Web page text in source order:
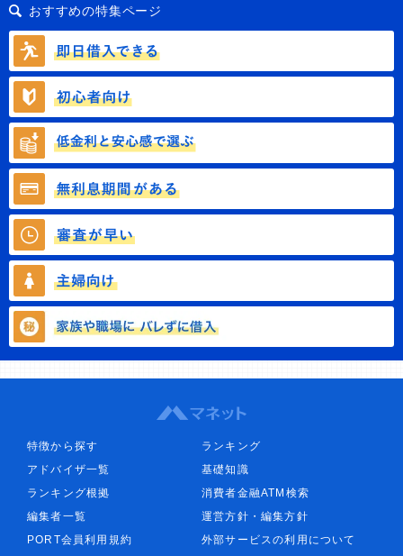
おすすめの特集ページ
特徴から探す
ランキング
アドバイザ一覧
基礎知識
ランキング根拠
消費者金融ATM検索
編集者一覧
運営方針・編集方針
PORT会員利用規約
外部サービスの利用について